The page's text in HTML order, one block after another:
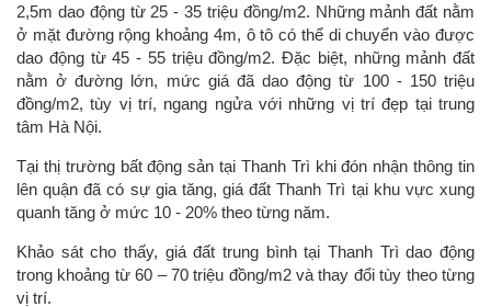
2,5m dao động từ 25 - 35 triệu đồng/m2. Những mảnh đất nằm
ở mặt đường rộng khoảng 4m, ô tô có thể di chuyển vào được
dao động từ 45 - 55 triệu đồng/m2. Đặc biệt, những mảnh đất
nằm ở đường lớn, mức giá đã dao động từ 100 - 150 triệu
đồng/m2, tùy vị trí, ngang ngửa với những vị trí đẹp tại trung
tâm Hà Nội.
Tại thị trường bất động sản tại Thanh Trì khi đón nhận thông tin
lên quận đã có sự gia tăng, giá đất Thanh Trì tại khu vực xung
quanh tăng ở mức 10 - 20% theo từng năm.
Khảo sát cho thấy, giá đất trung bình tại Thanh Trì dao động
trong khoảng từ 60 – 70 triệu đồng/m2 và thay đổi tùy theo từng
vị trí.